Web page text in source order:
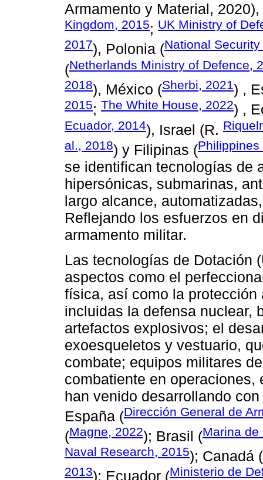
Armamento y Material,
Kingdom, 2015; UK Ministry of
2017), Polonia (National
(Netherlands Ministry of Defence,
2018), México (Sherbi, 2021) ,
2015; The White House, 2022) ,
Ecuador, 2014), Israel (R.
al., 2018) y Filipinas (
se identifican tecnologías de
hipersónicas, submarinas,
largo alcance,
Reflejando los esfuerzos en
armamento militar.
Las tecnologías de Dotación
aspectos como el
física, así como la
incluidas la defensa nuclear,
artefactos explosivos; el
exoesqueletos y vestuario,
combate; equipos militares
combatiente en
han venido desarrollando
España (Dirección General de
(Magne, 2022); Brasil (Marina de
Naval Research, 2015); Canadá (
2013); Ecuador (Ministerio de